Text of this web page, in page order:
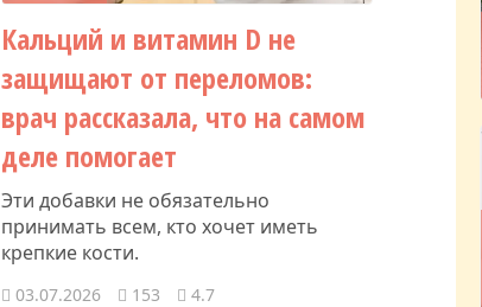
Кальций и витамин D не
защищают от переломов:
врач рассказала, что на самом
деле помогает
Эти добавки не обязательно
принимать всем, кто хочет иметь
крепкие кости.
03.07.2026 153 4.7